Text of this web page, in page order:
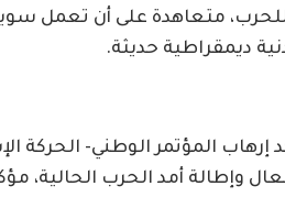
متعاهدة على أن تعمل
ديمقراطية حديثة.
إرهاب المؤتمر الوطني- الحركة
وإطالة أمد الحرب الحالية،